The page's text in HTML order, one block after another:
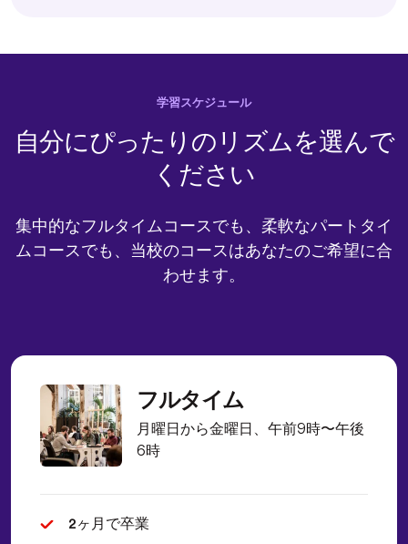
学習スケジュール
自分にぴったりのリズムを選んで
ください
集中的なフルタイムコースでも、柔軟なパートタイ
ムコースでも、当校のコースはあなたのご希望に合
わせます。
フルタイム
月曜日から金曜日、午前9時〜午後
6時
2ヶ月で卒業